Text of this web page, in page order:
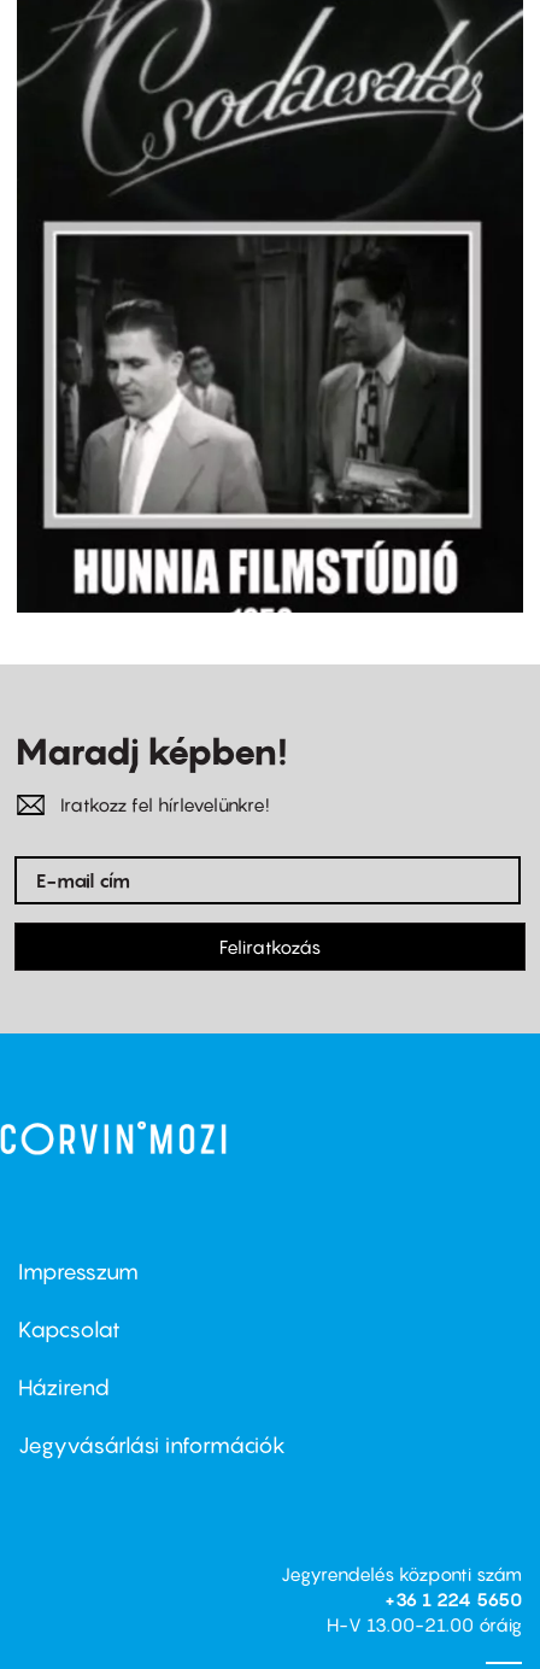
Maradj képben!
Iratkozz fel hírlevelünkre!
Feliratkozás
Footer
first
Impresszum
Kapcsolat
Footer
second
Házirend
Jegyvásárlási információk
Jegyrendelés központi szám
+36 1 224 5650
H-V 13.00-21.00 óráig